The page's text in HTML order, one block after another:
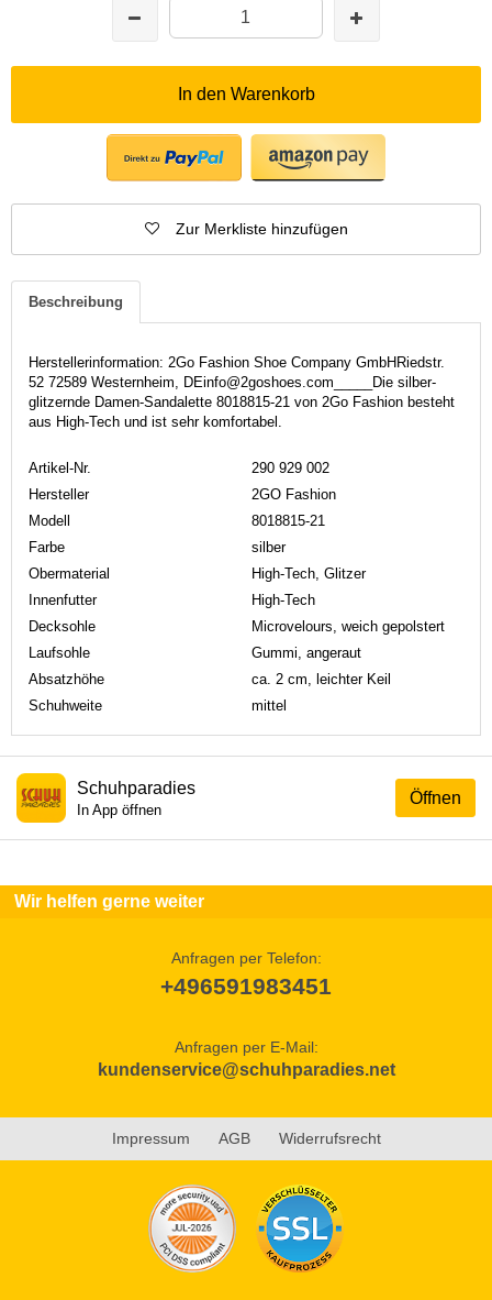
In den Warenkorb
Zur Merkliste hinzufügen
Beschreibung
Herstellerinformation: 2Go Fashion Shoe Company GmbHRiedstr.
52 72589 Westernheim, DEinfo@2goshoes.com_____Die silber-
glitzernde Damen-Sandalette 8018815-21 von 2Go Fashion besteht
aus High-Tech und ist sehr komfortabel.
Artikel-Nr.
290 929 002
Hersteller
2GO Fashion
Modell
8018815-21
Farbe
silber
Obermaterial
High-Tech, Glitzer
Innenfutter
High-Tech
Decksohle
Microvelours, weich gepolstert
Laufsohle
Gummi, angeraut
Absatzhöhe
ca. 2 cm, leichter Keil
Schuhweite
mittel
Öffnen
Schuhparadies
In App öffnen
Wir helfen gerne weiter
Anfragen per Telefon:
+496591983451
Anfragen per E-Mail:
kundenservice@schuhparadies.net
Impressum AGB Widerrufsrecht